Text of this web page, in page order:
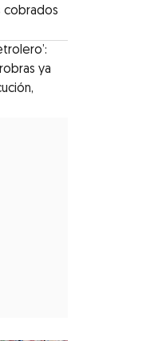
cobrados
ya